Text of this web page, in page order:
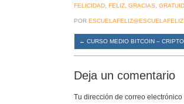
FELICIDAD FELIZ GRACIAS
POR
← CURSO MEDIO BITCOIN –
Deja un comentario
Tu dirección de correo